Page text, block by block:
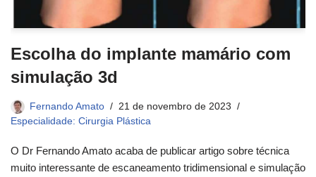
Escolha do implante mamário com
simulação 3d
Fernando Amato
21 de novembro de 2023
Especialidade: Cirurgia Plástica
O Dr Fernando Amato acaba de publicar artigo sobre técnica
muito interessante de escaneamento tridimensional e simulação